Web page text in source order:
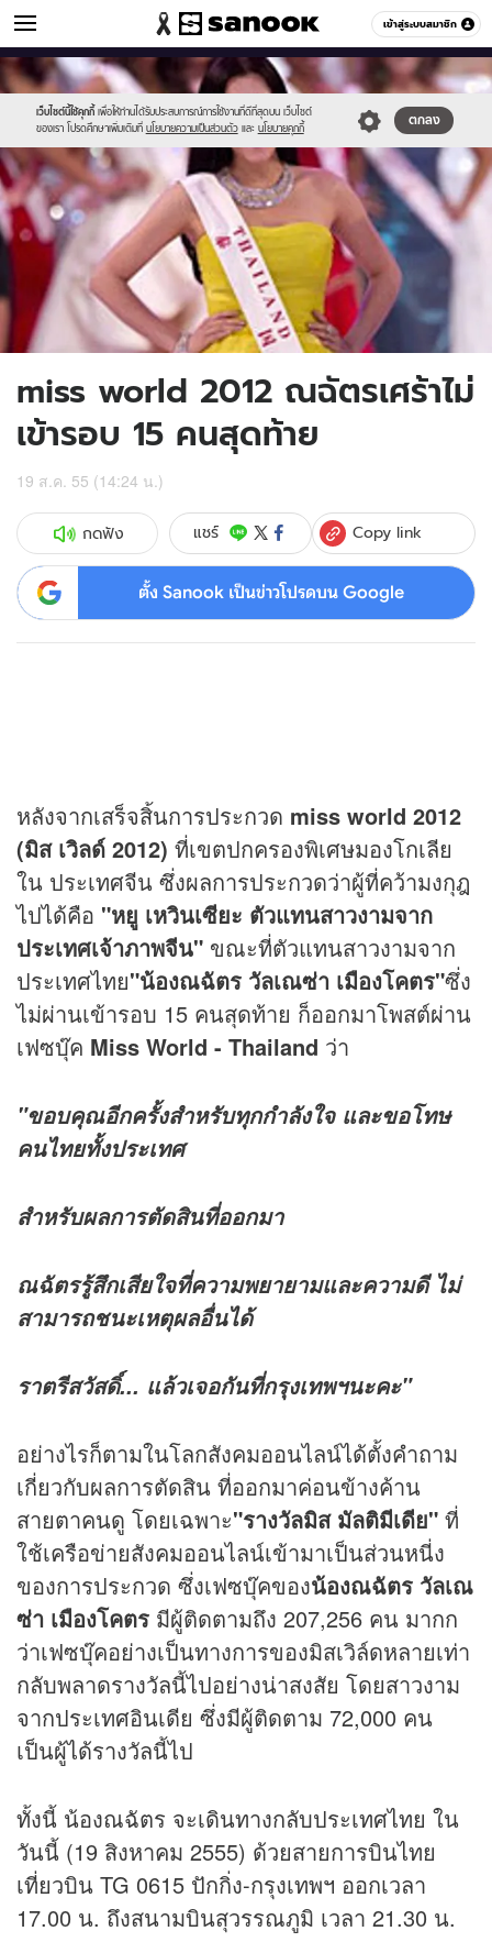
เข้าสู่ระบบสมาชิก
ข่าวบันเทิง หมวดอื่นๆ
เว็บไซต์นี้ใช้คุกกี้ เพื่อให้ท่านได้รับประสบการณ์การใช้งานที่ดีที่สุดบน เว็บไซต์
ของเรา โปรดศึกษาเพิ่มเติมที่ นโยบายความเป็นส่วนตัว และ นโยบายคุกกี้
ตกลง
Sanook
//s.isanook.com/sr/0/images/logo-
new-
sanook.png
600
60
//s.isanook.com/ns/0/ud/227/1137154/0.jpg
miss world 2012 ณฉัตรเศร้าไม่
เข้ารอบ 15 คนสุดท้าย
19 ส.ค. 55 (14:24 น.)
กดฟัง แชร์ Copy link
ตั้ง Sanook เป็นข่าวโปรดบน Google
หลังจากเสร็จสิ้นการประกวด miss world 2012
(มิส เวิลด์ 2012) ที่เขตปกครองพิเศษมองโกเลีย
ใน ประเทศจีน ซึ่งผลการประกวดว่าผู้ที่คว้ามงกุฎ
ไปได้คือ "หยู เหวินเซียะ ตัวแทนสาวงามจาก
ประเทศเจ้าภาพจีน" ขณะที่ตัวแทนสาวงามจาก
ประเทศไทย"น้องณฉัตร วัลเณซ่า เมืองโคตร"ซึ่ง
ไม่ผ่านเข้ารอบ 15 คนสุดท้าย ก็ออกมาโพสต์ผ่าน
เฟซบุ๊ค Miss World - Thailand ว่า
"ขอบคุณอีกครั้งสำหรับทุกกำลังใจ และขอโทษ
คนไทยทั้งประเทศ
สำหรับผลการตัดสินที่ออกมา
ณฉัตรรู้สึกเสียใจที่ความพยายามและความดี ไม่
สามารถชนะเหตุผลอื่นได้
ราตรีสวัสดิ์... แล้วเจอกันที่กรุงเทพฯนะคะ"
อย่างไรก็ตามในโลกสังคมออนไลน์ได้ตั้งคำถาม
เกี่ยวกับผลการตัดสิน ที่ออกมาค่อนข้างค้าน
สายตาคนดู โดยเฉพาะ"รางวัลมิส มัลติมีเดีย" ที่
ใช้เครือข่ายสังคมออนไลน์เข้ามาเป็นส่วนหนี่ง
ของการประกวด ซึ่งเฟซบุ๊คของน้องณฉัตร วัลเณ
ซ่า เมืองโคตร มีผู้ติดตามถึง 207,256 คน มากก
ว่าเฟซบุ๊คอย่างเป็นทางการของมิสเวิล์ดหลายเท่า
กลับพลาดรางวัลนี้ไปอย่างน่าสงสัย โดยสาวงาม
จากประเทศอินเดีย ซึ่งมีผู้ติดตาม 72,000 คน
เป็นผู้ได้รางวัลนี้ไป
ทั้งนี้ น้องณฉัตร จะเดินทางกลับประเทศไทย ใน
วันนี้ (19 สิงหาคม 2555) ด้วยสายการบินไทย
เที่ยวบิน TG 0615 ปักกิ่ง-กรุงเทพฯ ออกเวลา
17.00 น. ถึงสนามบินสุวรรณภูมิ เวลา 21.30 น.